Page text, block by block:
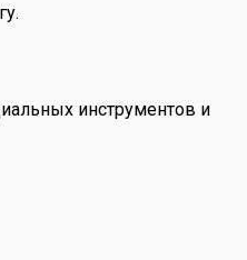
инструментов и